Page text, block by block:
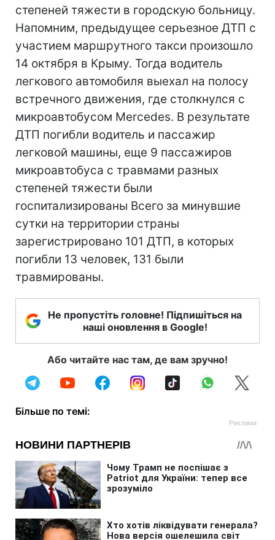
степеней тяжести в городскую больницу.
Напомним, предыдущее серьезное ДТП с
участием маршрутного такси произошло
14 октября в Крыму. Тогда водитель
легкового автомобиля выехал на полосу
встречного движения, где столкнулся с
микроавтобусом Mercedes. В результате
ДТП погибли водитель и пассажир
легковой машины, еще 9 пассажиров
микроавтобуса с травмами разных
степеней тяжести были
госпитализированы Всего за минувшие
сутки на территории страны
зарегистрировано 101 ДТП, в которых
погибли 13 человек, 131 были
травмированы.
Не пропустіть головне! Підпишіться на
наші оновлення в Google!
Або читайте нас там, де вам зручно!
Більше по темі: